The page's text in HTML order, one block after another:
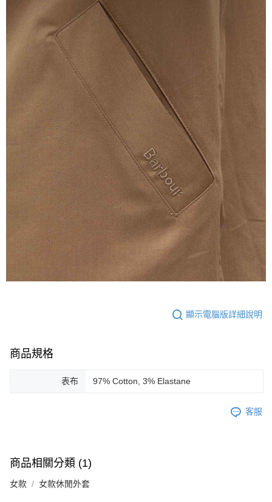
顯示電腦版詳細說明
商品規格
表布 97% Cotton, 3% Elastane
客服
商品相關分類 (1)
女款 女款休閒外套